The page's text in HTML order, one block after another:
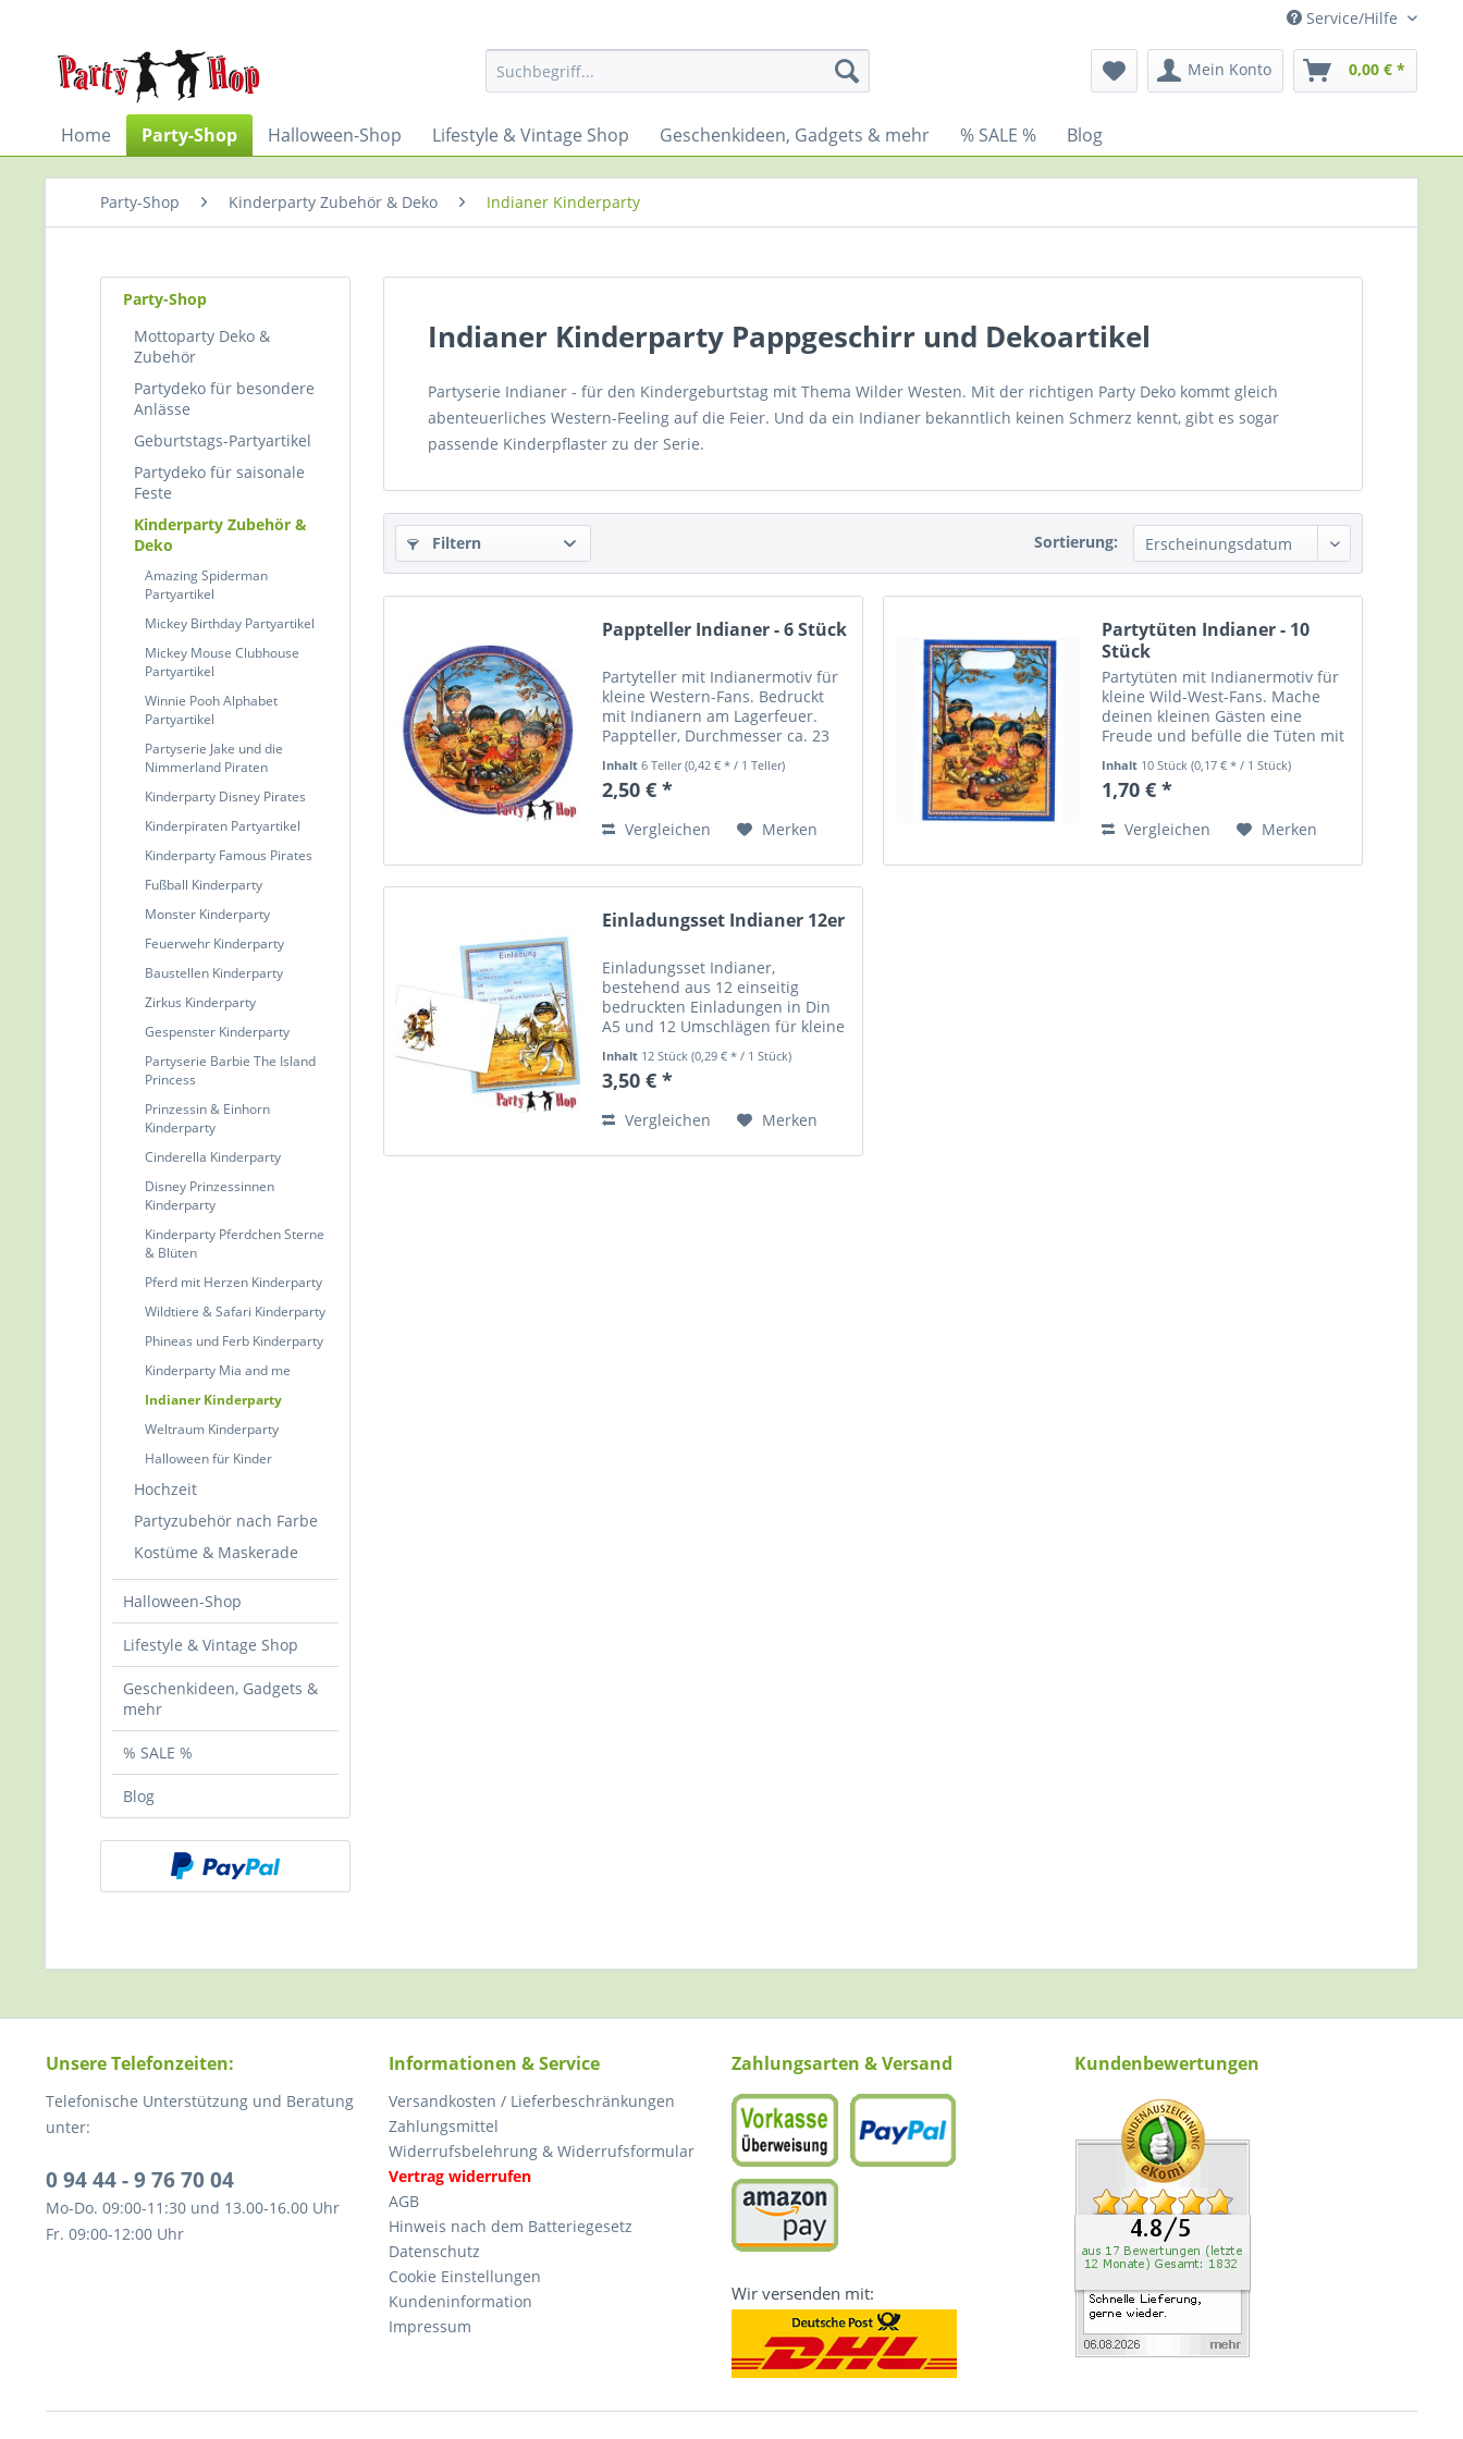
Service/Hilfe
Mein Konto 0,00 € *
Home Party-Shop Halloween-Shop Lifestyle & Vintage Shop Geschenkideen, Gadgets & mehr % SALE % Blog
Party-Shop Kinderparty Zubehör & Deko Indianer Kinderparty
Party-Shop
Mottoparty Deko &
Zubehör
Partydeko für besondere
Anlässe
Geburtstags-Partyartikel
Partydeko für saisonale
Feste
Kinderparty Zubehör &
Deko
Amazing Spiderman
Partyartikel
Mickey Birthday Partyartikel
Mickey Mouse Clubhouse
Partyartikel
Winnie Pooh Alphabet
Partyartikel
Partyserie Jake und die
Nimmerland Piraten
Kinderparty Disney Pirates
Kinderpiraten Partyartikel
Kinderparty Famous Pirates
Fußball Kinderparty
Monster Kinderparty
Feuerwehr Kinderparty
Baustellen Kinderparty
Zirkus Kinderparty
Gespenster Kinderparty
Partyserie Barbie The Island
Princess
Prinzessin & Einhorn
Kinderparty
Cinderella Kinderparty
Disney Prinzessinnen
Kinderparty
Kinderparty Pferdchen Sterne
& Blüten
Pferd mit Herzen Kinderparty
Wildtiere & Safari Kinderparty
Phineas und Ferb Kinderparty
Kinderparty Mia and me
Indianer Kinderparty
Weltraum Kinderparty
Halloween für Kinder
Hochzeit
Partyzubehör nach Farbe
Kostüme & Maskerade
Halloween-Shop
Lifestyle & Vintage Shop
Geschenkideen, Gadgets &
mehr
% SALE %
Blog
Indianer Kinderparty Pappgeschirr und Dekoartikel
Partyserie Indianer - für den Kindergeburtstag mit Thema Wilder Westen. Mit der richtigen Party Deko kommt gleich
abenteuerliches Western-Feeling auf die Feier. Und da ein Indianer bekanntlich keinen Schmerz kennt, gibt es sogar
passende Kinderpflaster zu der Serie.
Filtern Sortierung:
Pappteller Indianer - 6 Stück
Partyteller mit Indianermotiv für
kleine Western-Fans. Bedruckt
mit Indianern am Lagerfeuer.
Pappteller, Durchmesser ca. 23
Kindergeburtstag, die
Kinderparty, die Kinder-Wild-
Inhalt6 Teller(0,42 € * / 1 Teller)
2,50 € *
Vergleichen Merken
Partytüten Indianer - 10
Stück
Partytüten mit Indianermotiv für
kleine Wild-West-Fans. Mache
deinen kleinen Gästen eine
Freude und befülle die Tüten mit
Süßigkeiten. So nimmt jeder Gast
eine kleine Erinnerung an ein
Inhalt 10 Stück(0,17 € * / 1 Stück)
1,70 € *
Vergleichen Merken
Einladungsset Indianer 12er
Einladungsset Indianer,
bestehend aus 12 einseitig
bedruckten Einladungen in Din
A5 und 12 Umschlägen für kleine
auf dem Pferd vor seinem
Indianerdorf. Für den
Kinderparty, die...
Inhalt 12 Stück(0,29 € * / 1 Stück)
3,50 € *
Vergleichen Merken
Unsere Telefonzeiten:
Telefonische Unterstützung und Beratung
unter:
0 94 44 - 9 76 70 04
Mo-Do. 09:00-11:30 und 13.00-16.00 Uhr
Fr. 09:00-12:00 Uhr
Informationen & Service
Versandkosten / Lieferbeschränkungen
Zahlungsmittel
Widerrufsbelehrung & Widerrufsformular
Vertrag widerrufen
AGB
Hinweis nach dem Batteriegesetz
Datenschutz
Cookie Einstellungen
Kundeninformation
Impressum
Zahlungsarten & Versand
Wir versenden mit:
Kundenbewertungen